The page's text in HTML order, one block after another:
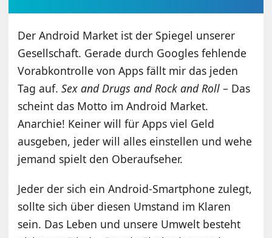
Der Android Market ist der Spiegel unserer
Gesellschaft. Gerade durch Googles fehlende
Vorabkontrolle von Apps fällt mir das jeden
Tag auf.Sex and Drugs and Rock and Roll – Das
scheint das Motto im Android Market.
Anarchie! Keiner will für Apps viel Geld
ausgeben, jeder will alles einstellen und wehe
jemand spielt den Oberaufseher.
Jeder der sich ein Android-Smartphone zulegt,
sollte sich über diesen Umstand im Klaren
sein. Das Leben und unsere Umwelt besteht